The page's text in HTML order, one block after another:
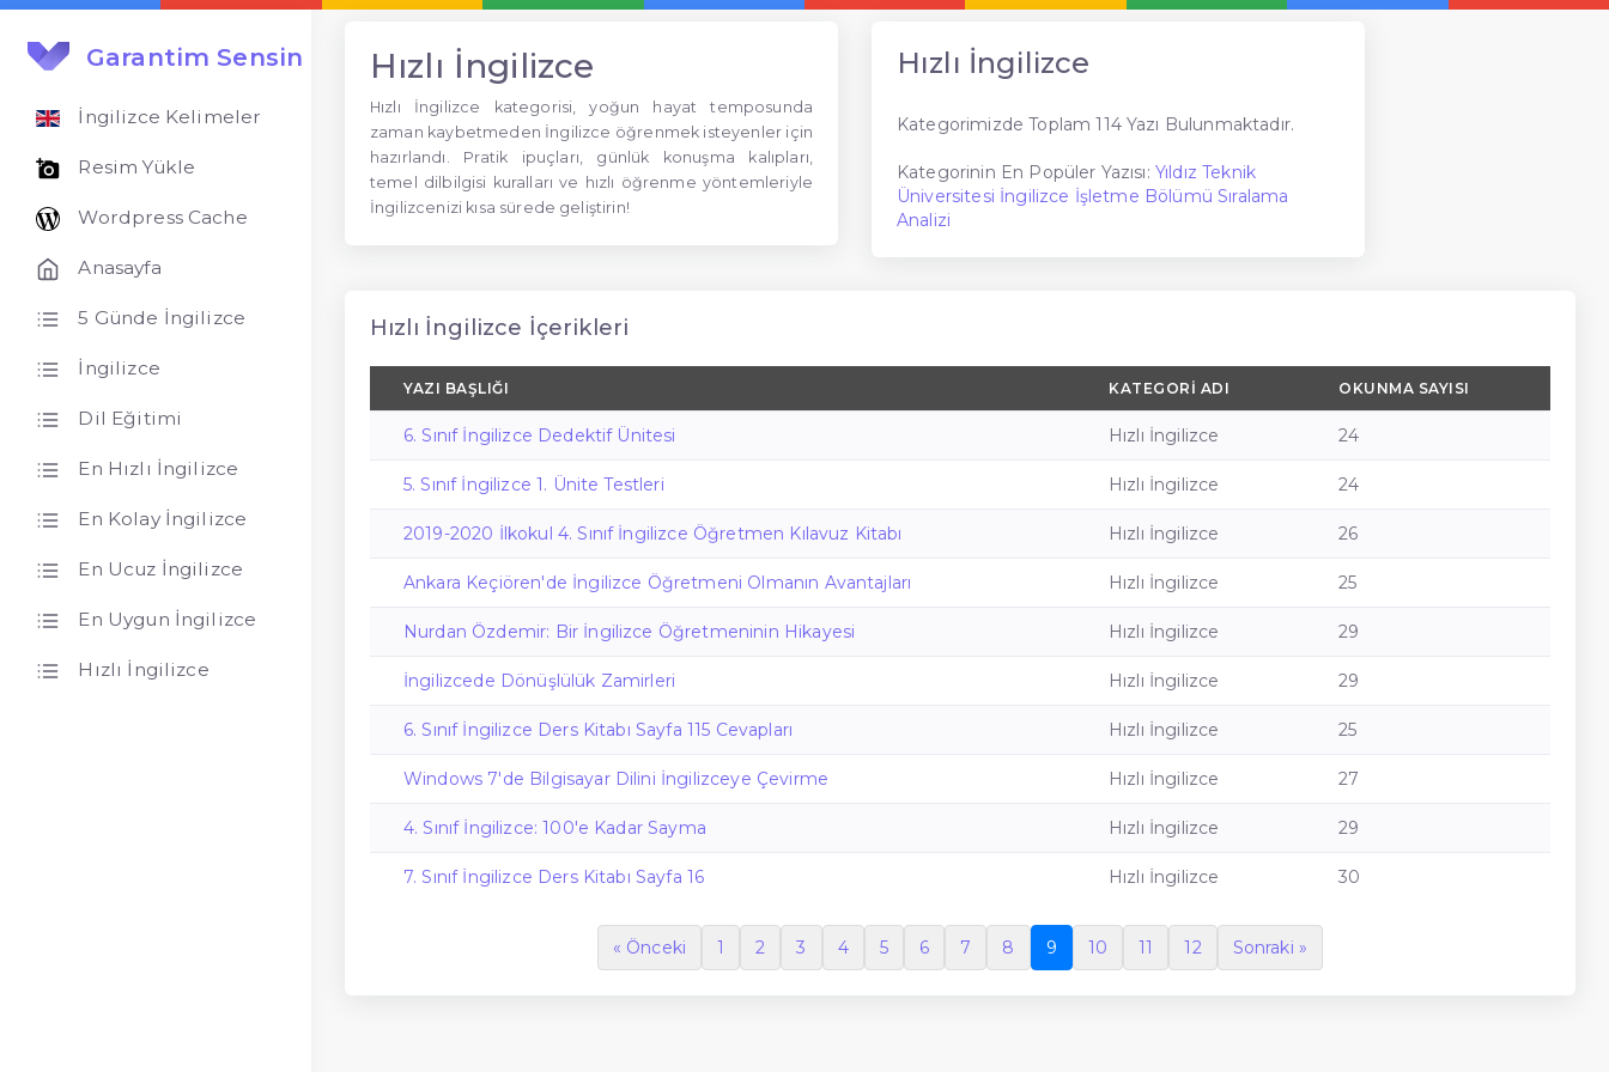
Garantim Sensin
İngilizce Kelimeler
Resim Yükle
Wordpress Cache
Anasayfa
5 Günde İngilizce
İngilizce
Dil Eğitimi
En Hızlı İngilizce
En Kolay İngilizce
En Ucuz İngilizce
En Uygun İngilizce
Hızlı İngilizce
Hızlı İngilizce
Hızlı İngilizce kategorisi, yoğun hayat temposunda
zaman kaybetmeden İngilizce öğrenmek isteyenler için
hazırlandı. Pratik ipuçları, günlük konuşma kalıpları,
temel dilbilgisi kuralları ve hızlı öğrenme yöntemleriyle
İngilizcenizi kısa sürede geliştirin!
Hızlı İngilizce
Kategorimizde Toplam 114 Yazı Bulunmaktadır.
Kategorinin En Popüler Yazısı: Yıldız Teknik
Üniversitesi İngilizce İşletme Bölümü Sıralama
Analizi
Hızlı İngilizce İçerikleri
YAZI BAŞLIĞI KATEGORI ADI OKUNMA SAYISI
6. Sınıf İngilizce Dedektif Ünitesi Hızlı İngilizce 24
5. Sınıf İngilizce 1. Ünite Testleri Hızlı İngilizce 24
2019-2020 İlkokul 4. Sınıf İngilizce Öğretmen Kılavuz Kitabı Hızlı İngilizce 26
Ankara Keçiören'de İngilizce Öğretmeni Olmanın Avantajları Hızlı İngilizce 25
Nurdan Özdemir: Bir İngilizce Öğretmeninin Hikayesi Hızlı İngilizce 29
İngilizcede Dönüşlülük Zamirleri Hızlı İngilizce 29
6. Sınıf İngilizce Ders Kitabı Sayfa 115 Cevapları Hızlı İngilizce 25
Windows 7'de Bilgisayar Dilini İngilizceye Çevirme Hızlı İngilizce 27
4. Sınıf İngilizce: 100'e Kadar Sayma Hızlı İngilizce 29
7. Sınıf İngilizce Ders Kitabı Sayfa 16 Hızlı İngilizce 30
« Önceki 1 2 3 4 5 6 7 8 9 10 11 12 Sonraki »